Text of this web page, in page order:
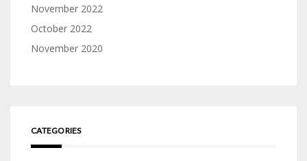
November 2022
October 2022
November 2020
CATEGORIES